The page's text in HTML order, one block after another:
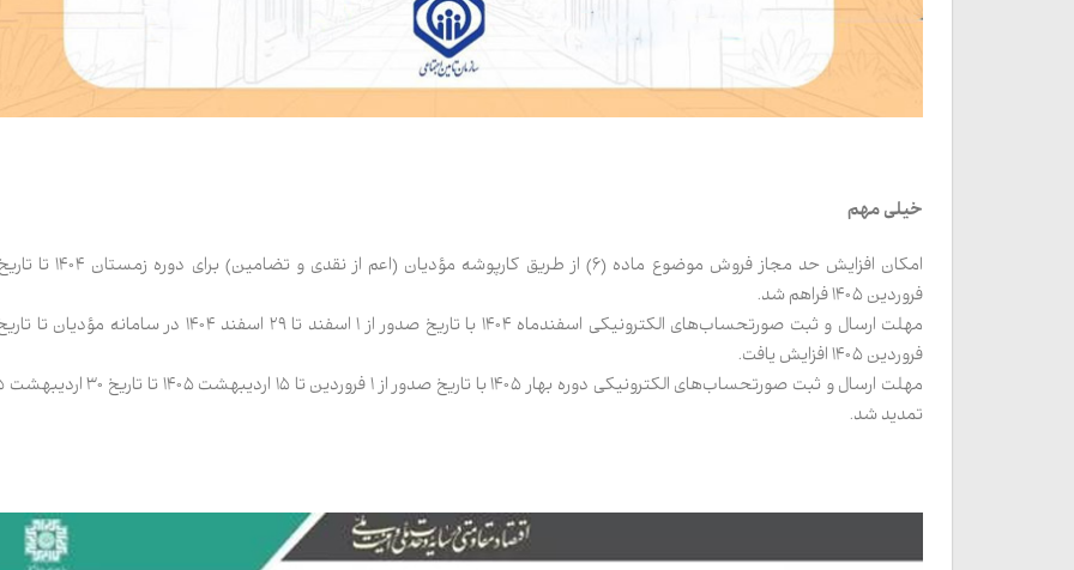
خیلی مهم
فروردین ۱۴۰۵ فراهم شد.
فروردین ۱۴۰۵ افزایش یافت.
مهلت
تمدید شد.